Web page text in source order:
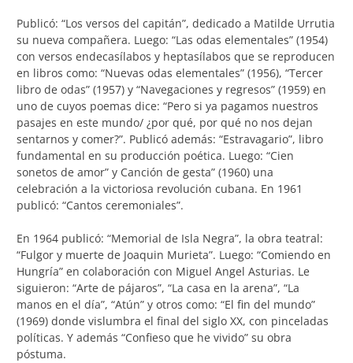
Publicó: “Los versos del capitán”, dedicado a Matilde Urrutia
su nueva compañera. Luego: “Las odas elementales” (1954)
con versos endecasílabos y heptasílabos que se reproducen
en libros como: “Nuevas odas elementales” (1956), “Tercer
libro de odas” (1957) y “Navegaciones y regresos” (1959) en
uno de cuyos poemas dice: “Pero si ya pagamos nuestros
pasajes en este mundo/ ¿por qué, por qué no nos dejan
sentarnos y comer?”. Publicó además: “Estravagario”, libro
fundamental en su producción poética. Luego: “Cien
sonetos de amor” y Canción de gesta” (1960) una
celebración a la victoriosa revolución cubana. En 1961
publicó: “Cantos ceremoniales”.
En 1964 publicó: “Memorial de Isla Negra”, la obra teatral:
“Fulgor y muerte de Joaquin Murieta”. Luego: “Comiendo en
Hungría” en colaboración con Miguel Angel Asturias. Le
siguieron: “Arte de pájaros”, “La casa en la arena”, “La
manos en el día”, “Atún” y otros como: “El fin del mundo”
(1969) donde vislumbra el final del siglo XX, con pinceladas
políticas. Y además “Confieso que he vivido” su obra
póstuma.